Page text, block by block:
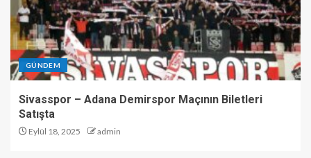
GÜNDEM
Sivasspor – Adana Demirspor Maçının Biletleri
Satışta
Eylül 18, 2025 admin